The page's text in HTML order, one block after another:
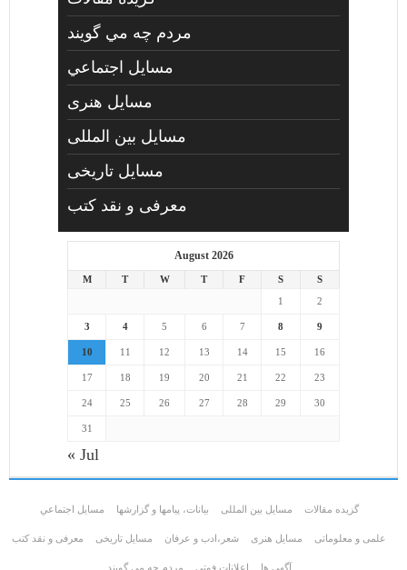
مردم چه مي گويند
مسايل اجتماعي
مسايل هنری
مسایل بین المللی
مسایل تاریخی
معرفی و نقد کتب
August 2026
M T W T F S
S
1
2
3 4 5 6 7 8 9
10 11 12 13 14 15 16
17 18 19 20 21 22 23
24 25 26 27 28 29 30
31
« Jul
گزیده مقالات مسایل بین المللی بیانات، پیامها و گزارشها مسايل اجتماعي
علمی و معلوماتی مسايل هنری شعر،ادب و عرفان مسایل تاریخی معرفی و نقد کتب
آگهی ها اعلانات فوتی مردم چه مي گويند